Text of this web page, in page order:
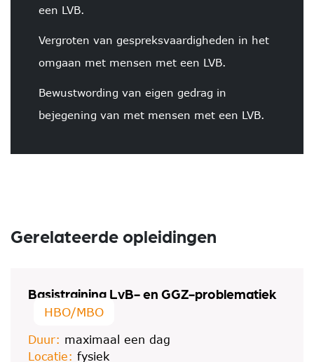
een LVB.
Vergroten van gespreksvaardigheden in het
omgaan met mensen met een LVB.
Bewustwording van eigen gedrag in
bejegening van met mensen met een LVB.
Gerelateerde opleidingen
Basistraining LvB- en GGZ-problematiek
HBO/MBO
Duur: maximaal een dag
Locatie: fysiek